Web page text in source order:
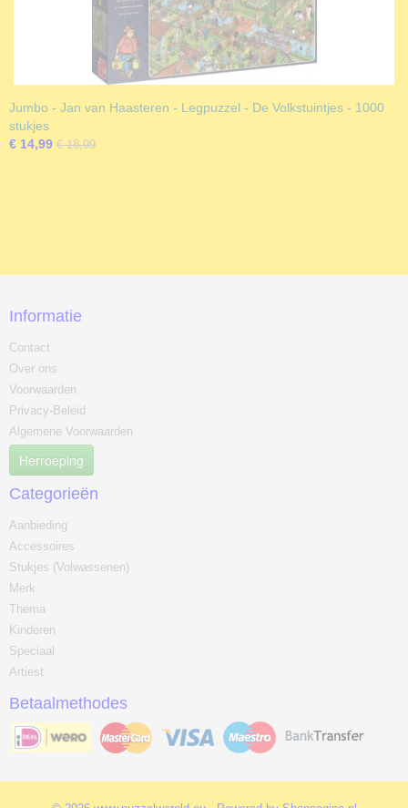
Jumbo - Jan van Haasteren - Legpuzzel - De Volkstuintjes - 1000
stukjes
€ 14,99 € 18,99
Informatie
Contact
Over ons
Voorwaarden
Privacy-Beleid
Algemene Voorwaarden
Herroeping
Categorieën
Aanbieding
Accessoires
Stukjes (Volwassenen)
Merk
Thema
Kinderen
Speciaal
Artiest
Betaalmethodes